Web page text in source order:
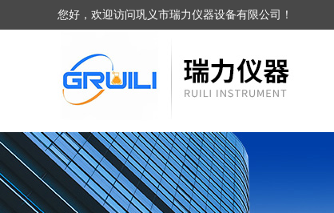
您好，欢迎访问巩义市瑞力仪器设备有限公司！